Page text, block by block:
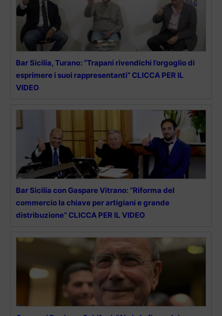
Bar Sicilia, Turano: “Trapani rivendichi l’orgoglio di
esprimere i suoi rappresentanti” CLICCA PER IL
VIDEO
Bar Sicilia con Gaspare Vitrano: “Riforma del
commercio la chiave per artigiani e grande
distribuzione” CLICCA PER IL VIDEO